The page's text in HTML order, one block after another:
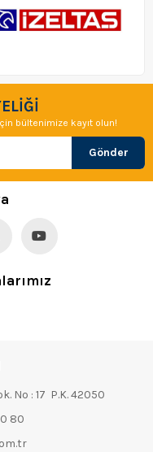
bültenimize kayıt olun!
Gönder
No : 17 P.K. 42050
80